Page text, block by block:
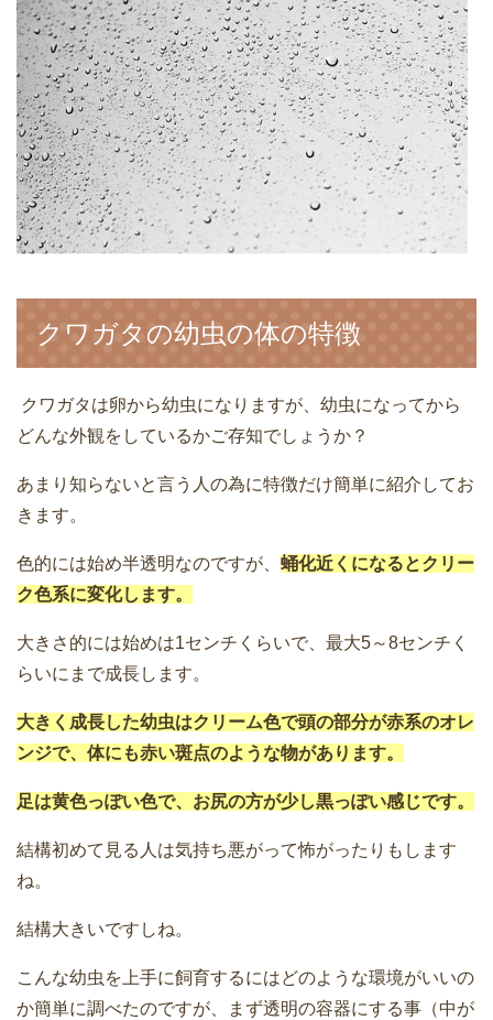
クワガタの幼虫の体の特徴
クワガタは卵から幼虫になりますが、幼虫になってから
どんな外観をしているかご存知でしょうか？
あまり知らないと言う人の為に特徴だけ簡単に紹介してお
きます。
色的には始め半透明なのですが、 蛹化近くになるとクリー
ク色系に変化します。
大きさ的には始めは1センチくらいで、最大5～8センチく
らいにまで成長します。
大きく成長した幼虫はクリーム色で頭の部分が赤系のオレ
ンジで、体にも赤い斑点のような物があります。
足は黄色っぽい色で、お尻の方が少し黒っぽい感じです。
結構初めて見る人は気持ち悪がって怖がったりもします
ね。
結構大きいですしね。
こんな幼虫を上手に飼育するにはどのような環境がいいの
か簡単に調べたのですが、まず透明の容器にする事（中が